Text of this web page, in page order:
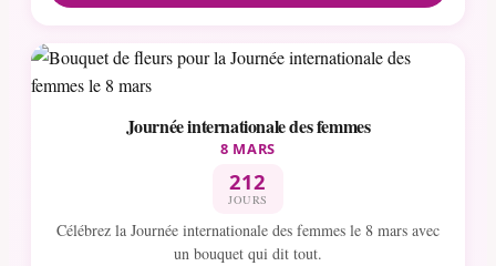
Journée internationale des femmes
8 MARS
212
JOURS
Célébrez la Journée internationale des femmes le 8 mars avec
un bouquet qui dit tout.